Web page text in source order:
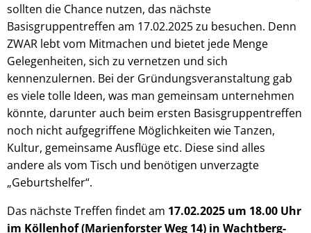
sollten die Chance nutzen, das nächste
Basisgruppentreffen am 17.02.2025 zu besuchen. Denn
ZWAR lebt vom Mitmachen und bietet jede Menge
Gelegenheiten, sich zu vernetzen und sich
kennenzulernen. Bei der Gründungsveranstaltung gab
es viele tolle Ideen, was man gemeinsam unternehmen
könnte, darunter auch beim ersten Basisgruppentreffen
noch nicht aufgegriffene Möglichkeiten wie Tanzen,
Kultur, gemeinsame Ausflüge etc. Diese sind alles
andere als vom Tisch und benötigen unverzagte
„Geburtshelfer“.
Das nächste Treffen findet am 17.02.2025 um 18.00 Uhr
im Köllenhof (Marienforster Weg 14) in Wachtberg-